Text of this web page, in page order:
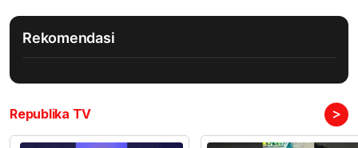
Rekomendasi
Republika TV >